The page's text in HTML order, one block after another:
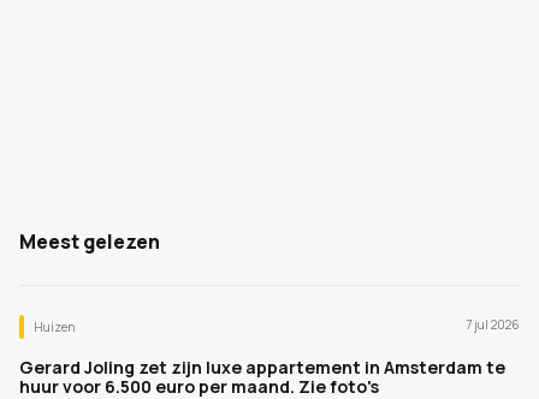
Meest gelezen
Huizen 7 jul 2026
Gerard Joling zet zijn luxe appartement in Amsterdam te
huur voor 6.500 euro per maand. Zie foto's